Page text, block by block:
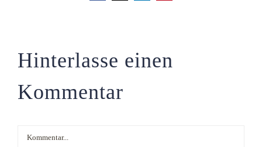
Hinterlasse einen
Kommentar
Kommentar